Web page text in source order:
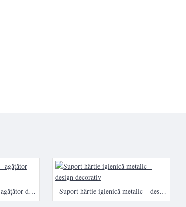
Cuier metalic cu pisică – agățător decorativ pentru ușă
Suport hârtie igienică metalic – design decorativ